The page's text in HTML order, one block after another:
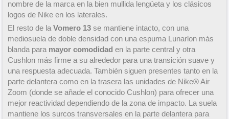
nombre de la marca en la bien mullida lengüeta y los clásicos
logos de Nike en los laterales.
El resto de la Vomero 13 se mantiene intacto, con una
mediosuela de doble densidad con una espuma Lunarlon más
blanda para mayor comodidad en la parte central y otra
Cushlon más firme a su alrededor para una transición suave y
una respuesta adecuada. También siguen presentes tanto en la
parte delantera como en la trasera las unidades de Nike® Air
Zoom (donde se añade el conocido Cushlon) para ofrecer una
mejor reactividad dependiendo de la zona de impacto. La suela
mantiene los surcos transversales en la parte delantera para